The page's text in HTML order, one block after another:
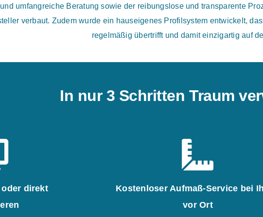
umfangreiche Beratung sowie der reibungslose und transparente
verbaut. Zudem wurde ein hauseigenes Profilsystem entwickelt,
regelmäßig übertrifft und damit einzigartig auf
In nur 3 Schritten Traum
direkt
Kostenloser Aufmaß-Service bei
vor Ort